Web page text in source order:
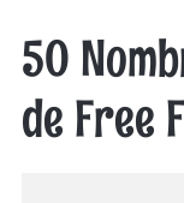
50
de Free